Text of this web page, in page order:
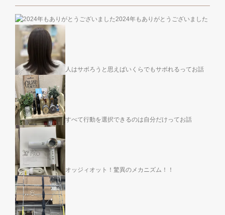
2024年もありがとうございました
人はサボろうと思えばいくらでもサボれるってお話
すべて行動を選択できるのは自分だけってお話
オッジィオット！驚異のメカニズム！！